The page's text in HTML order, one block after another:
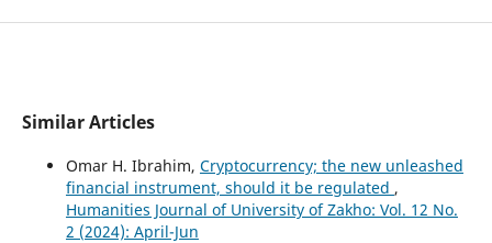
Similar Articles
Omar H. Ibrahim, Cryptocurrency; the new unleashed
financial instrument, should it be regulated ,
Humanities Journal of University of Zakho: Vol. 12 No.
2 (2024): April-Jun